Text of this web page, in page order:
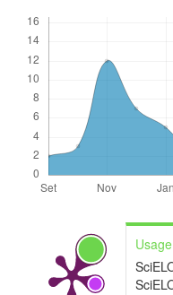
Usage